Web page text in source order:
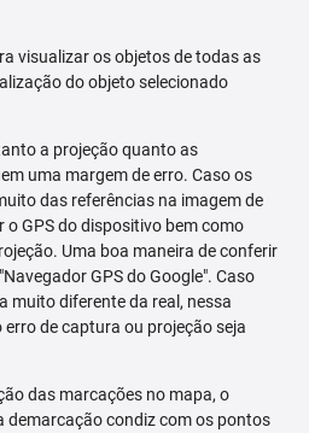
visualizar os objetos de todas as
do objeto selecionado
a projeção quanto as
uma margem de erro. Caso os
das referências na imagem de
o GPS do dispositivo bem como
Uma boa maneira de conferir
GPS do Google". Caso
muito diferente da real, nessa
erro de captura ou projeção seja
das marcações no mapa, o
demarcação condiz com os pontos